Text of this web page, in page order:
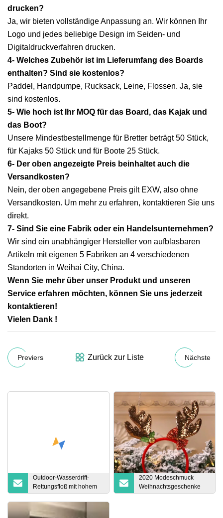
drucken?
Ja, wir bieten vollständige Anpassung an. Wir können Ihr
Logo und jedes beliebige Design im Seiden- und
Digitaldruckverfahren drucken.
4- Welches Zubehör ist im Lieferumfang des Boards
enthalten? Sind sie kostenlos?
Paddel, Handpumpe, Rucksack, Leine, Flossen. Ja, sie
sind kostenlos.
5- Wie hoch ist Ihr MOQ für das Board, das Kajak und
das Boot?
Unsere Mindestbestellmenge für Bretter beträgt 50 Stück,
für Kajaks 50 Stück und für Boote 25 Stück.
6- Der oben angezeigte Preis beinhaltet auch die
Versandkosten?
Nein, der oben angegebene Preis gilt EXW, also ohne
Versandkosten. Um mehr zu erfahren, kontaktieren Sie uns
direkt.
7- Sind Sie eine Fabrik oder ein Handelsunternehmen?
Wir sind ein unabhängiger Hersteller von aufblasbaren
Artikeln mit eigenen 5 Fabriken an 4 verschiedenen
Standorten in Weihai City, China.
Wenn Sie mehr über unser Produkt und unseren
Service erfahren möchten, können Sie uns jederzeit
kontaktieren!
Vielen Dank !
Previers Zurück zur Liste Nächste
Outdoor-Wasserdrift-
Rettungsfloß mit hohem
Auftrieb
2020 Modeschmuck
Weihnachtsgeschenke
Dekoration Haarschmuck